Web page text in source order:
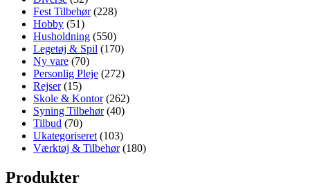
Fest Tilbehør (228)
Hobby (51)
Husholdning (550)
Legetøj & Spil (170)
Ny vare (70)
Personlig Pleje (272)
Rejser (15)
Skole & Kontor (262)
Syning Tilbehør (40)
Tilbud (70)
Ukategoriseret (103)
Værktøj & Tilbehør (180)
Produkter